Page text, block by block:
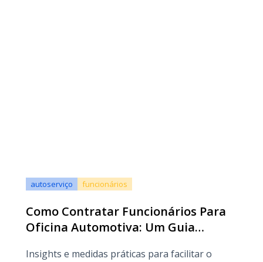
autoserviço funcionários
Como Contratar Funcionários Para
Oficina Automotiva: Um Guia
Insights e medidas práticas para facilitar o